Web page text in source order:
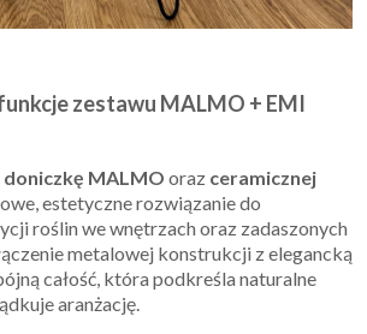
zestawu MALMO + EMI
MALMO oraz ceramicznej
estetyczne rozwiązanie do
roślin we wnętrzach oraz zadaszonych
metalowej konstrukcji z elegancką
całość, która podkreśla naturalne
aranżację.